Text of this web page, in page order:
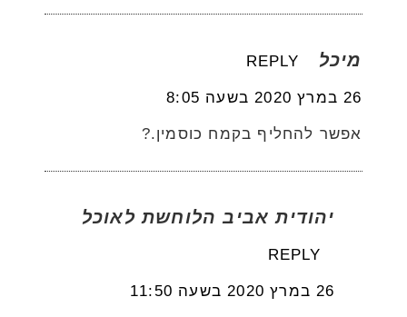
מיכל REPLY
26 במרץ 2020 בשעה 8:05
אפשר להחליף בקמח כוסמין.?
יהודית אביב הלוחשת לאוכל
REPLY
26 במרץ 2020 בשעה 11:50